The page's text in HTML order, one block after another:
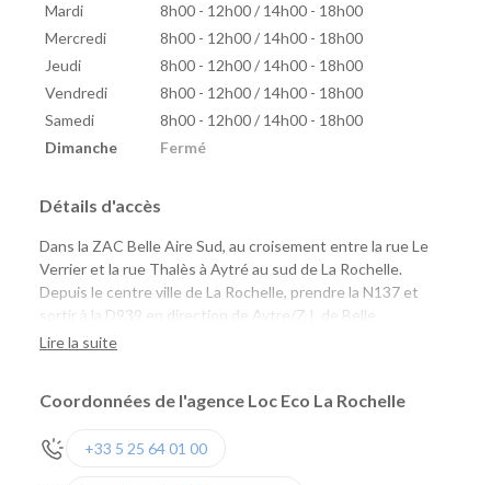
Mardi
8h00 - 12h00 / 14h00 - 18h00
Mercredi
8h00 - 12h00 / 14h00 - 18h00
Jeudi
8h00 - 12h00 / 14h00 - 18h00
Vendredi
8h00 - 12h00 / 14h00 - 18h00
Samedi
8h00 - 12h00 / 14h00 - 18h00
Dimanche
Fermé
Détails d'accès
Dans la ZAC Belle Aire Sud, au croisement entre la rue Le
Verrier et la rue Thalès à Aytré au sud de La Rochelle.
Depuis le centre ville de La Rochelle, prendre la N137 et
sortir à la D939 en direction de Aytre/Z.I. de Belle
Aire/Surgères.
Lire la suite
Coordonnées de l'agence Loc Eco La Rochelle
+33 5 25 64 01 00